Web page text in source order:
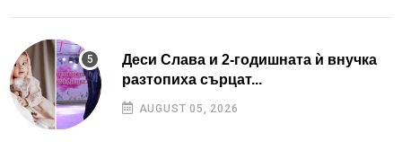
Деси Слава и 2-годишната ѝ внучка
разтопиха сърцат...
AUGUST 05, 2026